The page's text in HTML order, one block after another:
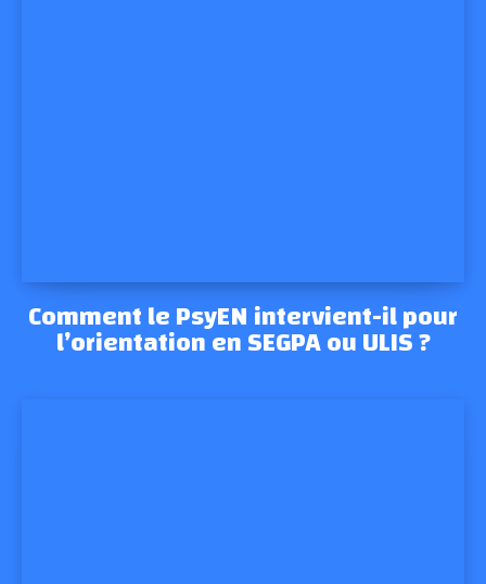
Comment le PsyEN intervient-il pour
l’orientation en SEGPA ou ULIS ?